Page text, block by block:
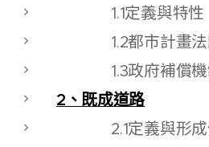
1.1定義與特性
1.2都市計畫法
1.3政府補償機
2、既成道路
2.1定義與形成